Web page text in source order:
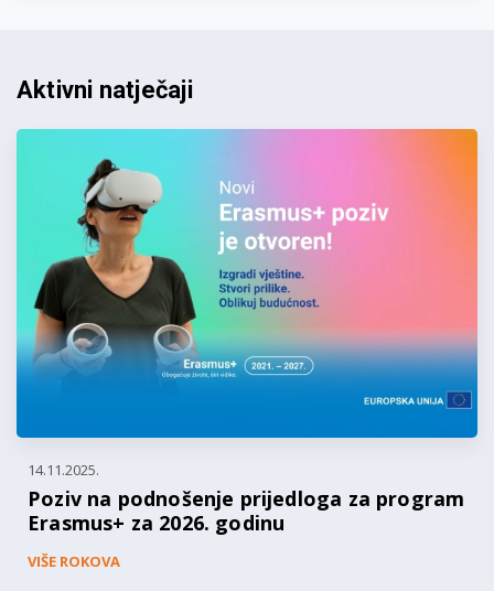
Aktivni natječaji
14.11.2025.
Poziv na podnošenje prijedloga za program
Erasmus+ za 2026. godinu
VIŠE ROKOVA